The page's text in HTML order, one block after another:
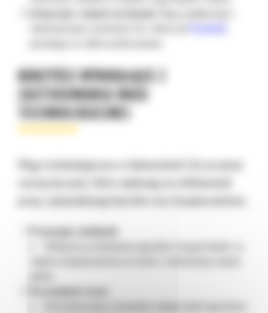
KORZYŚCI WYNIKAJĄCE Z
ZASTOSOWANIA WAGI
TECHNOLOGICZNEJ
Waga technologiczna w ładowarkach Cat przynosi
szereg korzyści, które wpływają na efektywność
pracy, optymalizację kosztów oraz bezpieczeństwo.
Precyzyjny załadunek:
Uniknięcie przeładowania pojazdów transportowych, co
Oszczędność czasu: